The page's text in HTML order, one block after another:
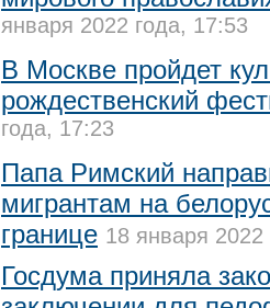
января 2022 года, 17:53
В Москве пройдет
рождественский
года, 17:23
Папа Римский
мигрантам на
границе 18 января 2022
Госдума приняла